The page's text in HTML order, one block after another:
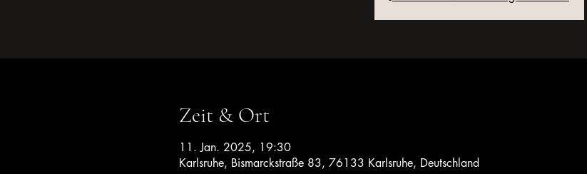
Zeit & Ort
11. Jan. 2025, 19:30
Karlsruhe, Bismarckstraße 83, 76133 Karlsruhe, Deutschland